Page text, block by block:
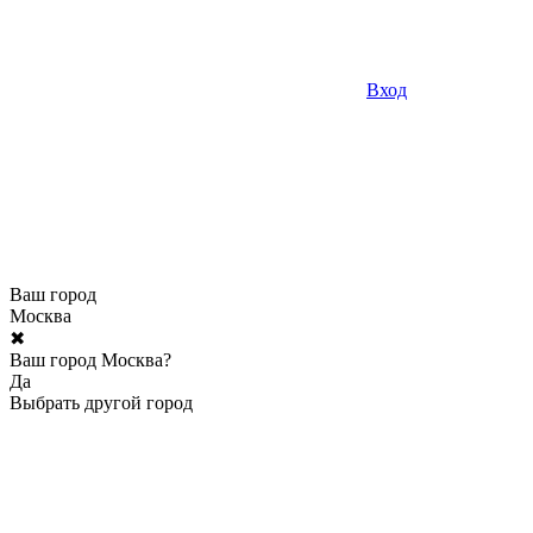
Вход
Ваш город
Москва
✖
Ваш город Москва?
Да
Выбрать другой город